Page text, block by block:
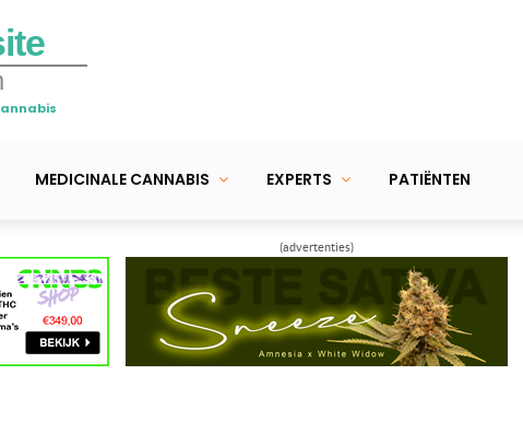
MEDICINALE CANNABIS EXPERTS PATIËNTEN
(advertenties)
CBD/THC-combinatie regelt de
van Parkinson: 44% meldt verbetering